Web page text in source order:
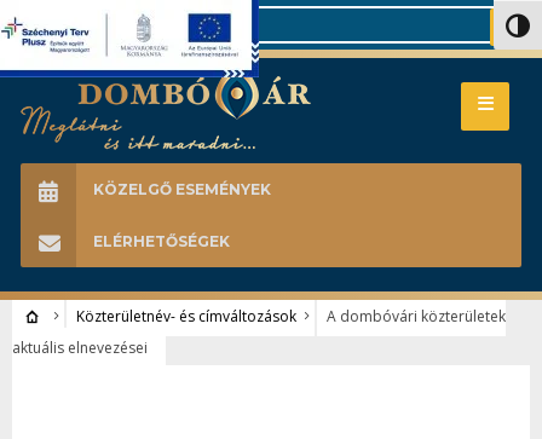
Search
KÖZELGŐ ESEMÉNYEK
ELÉRHETŐSÉGEK
Közterületnév- és címváltozások
A dombóvári közterületek
aktuális elnevezései